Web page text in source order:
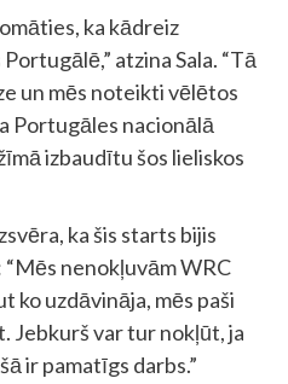
ka kādreiz
atzina Sala. “Tā
un mēs noteikti vēlētos
Portugāles nacionālā
izbaudītu šos lieliskos
ka šis starts bijis
nenokļuvām WRC
ko uzdāvināja, mēs paši
Jebkurš var tur nokļūt, ja
ir pamatīgs darbs.”